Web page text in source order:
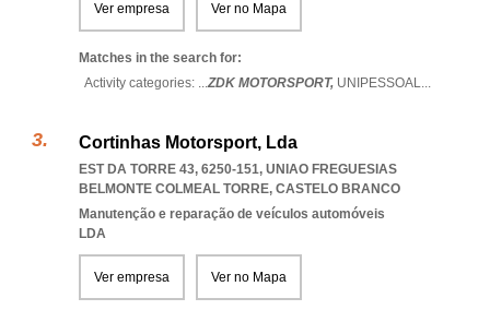
Ver empresa Ver no Mapa
Matches in the search for:
Activity categories: ...ZDK MOTORSPORT, UNIPESSOAL...
Cortinhas Motorsport, Lda
EST DA TORRE 43, 6250-151, UNIAO FREGUESIAS
BELMONTE COLMEAL TORRE, CASTELO BRANCO
Manutenção e reparação de veículos automóveis
LDA
Ver empresa Ver no Mapa